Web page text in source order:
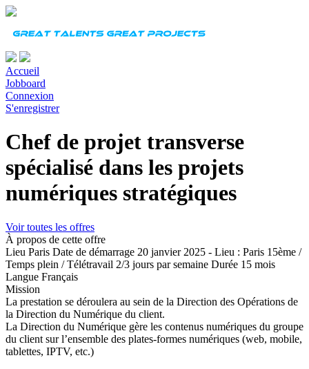
Accueil
Jobboard
Connexion
S'enregistrer
Chef de projet transverse
spécialisé dans les projets
numériques stratégiques
Voir toutes les offres
À propos de cette offre
Lieu Paris Date de démarrage 20 janvier 2025 - Lieu : Paris 15ème /
Temps plein / Télétravail 2/3 jours par semaine Durée 15 mois
Langue Français
Mission
La prestation se déroulera au sein de la Direction des Opérations de
la Direction du Numérique du client.
La Direction du Numérique gère les contenus numériques du groupe
du client sur l’ensemble des plates-formes numériques (web, mobile,
tablettes, IPTV, etc.)